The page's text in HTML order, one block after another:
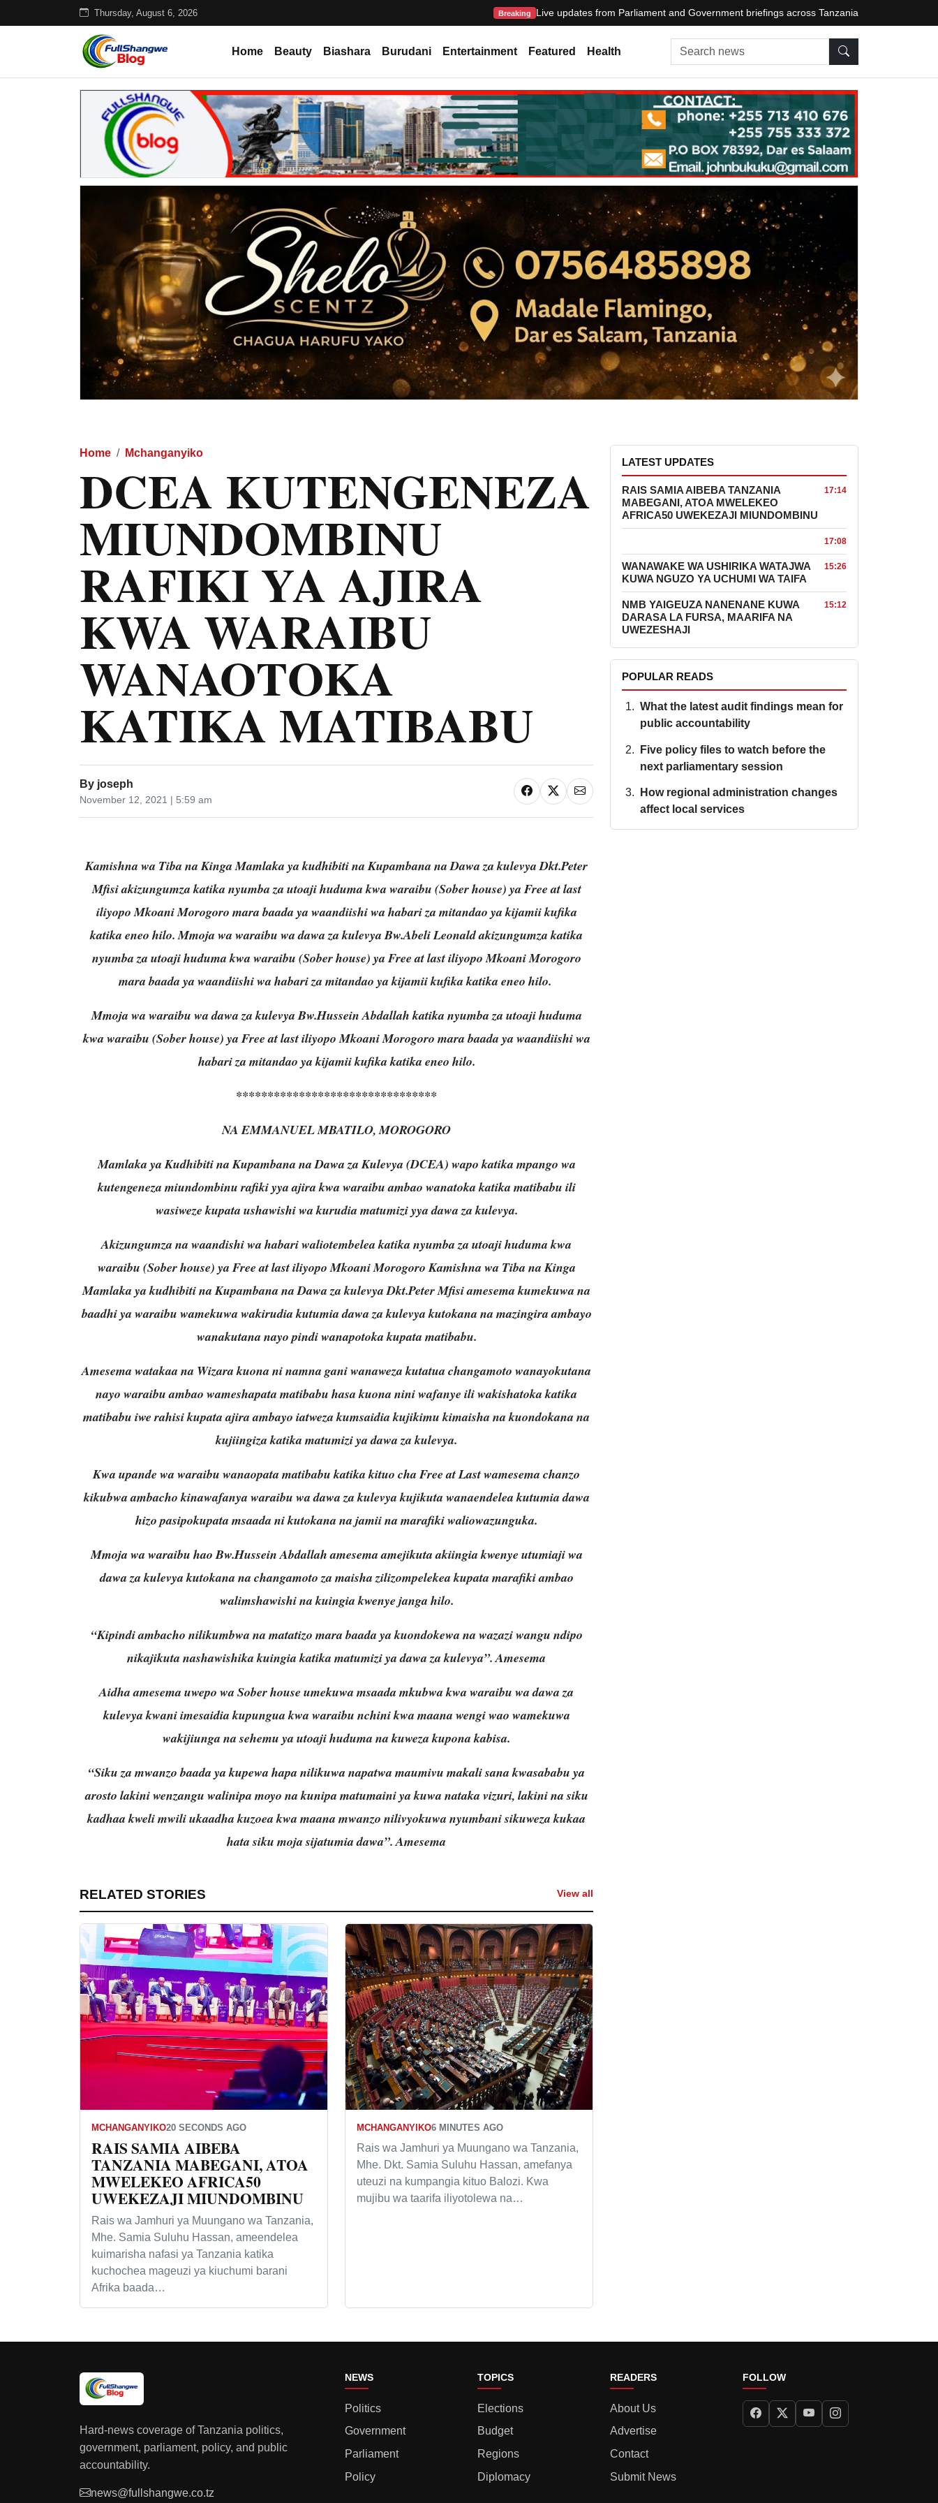
Thursday, August 6, 2026 Breaking Live updates from Parliament and Government briefings across Tanzania
Home Beauty Biashara Burudani Entertainment Featured Health Search news
Home Mchanganyiko
DCEA KUTENGENEZA
MIUNDOMBINU
RAFIKI YA AJIRA
KWA WARAIBU
WANAOTOKA
KATIKA MATIBABU
By joseph
November 12, 2021 | 5:59 am
Kamishna wa Tiba na Kinga Mamlaka ya kudhibiti na Kupambana na Dawa za kulevya Dkt.Peter
Mfisi akizungumza katika nyumba za utoaji huduma kwa waraibu (Sober house) ya Free at last
iliyopo Mkoani Morogoro mara baada ya waandiishi wa habari za mitandao ya kijamii kufika
katika eneo hilo.Mmoja wa waraibu wa dawa za kulevya Bw.Abeli Leonald akizungumza katika
nyumba za utoaji huduma kwa waraibu (Sober house) ya Free at last iliyopo Mkoani Morogoro
mara baada ya waandiishi wa habari za mitandao ya kijamii kufika katika eneo hilo.
Mmoja wa waraibu wa dawa za kulevya Bw.Hussein Abdallah katika nyumba za utoaji huduma
kwa waraibu (Sober house) ya Free at last iliyopo Mkoani Morogoro mara baada ya waandiishi wa
habari za mitandao ya kijamii kufika katika eneo hilo.
********************************
NA EMMANUEL MBATILO, MOROGORO
Mamlaka ya Kudhibiti na Kupambana na Dawa za Kulevya (DCEA) wapo katika mpango wa
kutengeneza miundombinu rafiki yya ajira kwa waraibu ambao wanatoka katika matibabu ili
wasiweze kupata ushawishi wa kurudia matumizi yya dawa za kulevya.
Akizungumza na waandishi wa habari waliotembelea katika nyumba za utoaji huduma kwa
waraibu (Sober house) ya Free at last iliyopo Mkoani Morogoro Kamishna wa Tiba na Kinga
Mamlaka ya kudhibiti na Kupambana na Dawa za kulevya Dkt.Peter Mfisi amesema kumekuwa na
baadhi ya waraibu wamekuwa wakirudia kutumia dawa za kulevya kutokana na mazingira ambayo
wanakutana nayo pindi wanapotoka kupata matibabu.
Amesema watakaa na Wizara kuona ni namna gani wanaweza kutatua changamoto wanayokutana
nayo waraibu ambao wameshapata matibabu hasa kuona nini wafanye ili wakishatoka katika
matibabu iwe rahisi kupata ajira ambayo iatweza kumsaidia kujikimu kimaisha na kuondokana na
kujiingiza katika matumizi ya dawa za kulevya.
Kwa upande wa waraibu wanaopata matibabu katika kituo cha Free at Last wamesema chanzo
kikubwa ambacho kinawafanya waraibu wa dawa za kulevya kujikuta wanaendelea kutumia dawa
hizo pasipokupata msaada ni kutokana na jamii na marafiki waliowazunguka.
Mmoja wa waraibu hao Bw.Hussein Abdallah amesema amejikuta akiingia kwenye utumiaji wa
dawa za kulevya kutokana na changamoto za maisha zilizompelekea kupata marafiki ambao
walimshawishi na kuingia kwenye janga hilo.
“Kipindi ambacho nilikumbwa na matatizo mara baada ya kuondokewa na wazazi wangu ndipo
nikajikuta nashawishika kuingia katika matumizi ya dawa za kulevya”. Amesema
Aidha amesema uwepo wa Sober house umekuwa msaada mkubwa kwa waraibu wa dawa za
kulevya kwani imesaidia kupungua kwa waraibu nchini kwa maana wengi wao wamekuwa
wakijiunga na sehemu ya utoaji huduma na kuweza kupona kabisa.
“Siku za mwanzo baada ya kupewa hapa nilikuwa napatwa maumivu makali sana kwasababu ya
arosto lakini wenzangu walinipa moyo na kunipa matumaini ya kuwa nataka vizuri, lakini na siku
kadhaa kweli mwili ukaadha kuzoea kwa maana mwanzo nilivyokuwa nyumbani sikuweza kukaa
hata siku moja sijatumia dawa”. Amesema
RELATED STORIES View all
MCHANGANYIKO20 SECONDS AGO
RAIS SAMIA AIBEBA
TANZANIA MABEGANI, ATOA
MWELEKEO AFRICA50
UWEKEZAJI MIUNDOMBINU
Rais wa Jamhuri ya Muungano wa Tanzania,
Mhe. Samia Suluhu Hassan, ameendelea
kuimarisha nafasi ya Tanzania katika
kuchochea mageuzi ya kiuchumi barani
Afrika baada…
MCHANGANYIKO6 MINUTES AGO
Rais wa Jamhuri ya Muungano wa Tanzania,
Mhe. Dkt. Samia Suluhu Hassan, amefanya
uteuzi na kumpangia kituo Balozi. Kwa
mujibu wa taarifa iliyotolewa na…
LATEST UPDATES
RAIS SAMIA AIBEBA TANZANIA
MABEGANI, ATOA MWELEKEO
AFRICA50 UWEKEZAJI MIUNDOMBINU
17:14
17:08
WANAWAKE WA USHIRIKA WATAJWA
KUWA NGUZO YA UCHUMI WA TAIFA
15:26
NMB YAIGEUZA NANENANE KUWA
DARASA LA FURSA, MAARIFA NA
UWEZESHAJI
15:12
POPULAR READS
What the latest audit findings mean for
public accountability
Five policy files to watch before the
next parliamentary session
How regional administration changes
affect local services
Hard-news coverage of Tanzania politics,
government, parliament, policy, and public
accountability.
news@fullshangwe.co.tz
NEWS
Politics
Government
Parliament
Policy
TOPICS
Elections
Budget
Regions
Diplomacy
READERS
About Us
Advertise
Contact
Submit News
FOLLOW